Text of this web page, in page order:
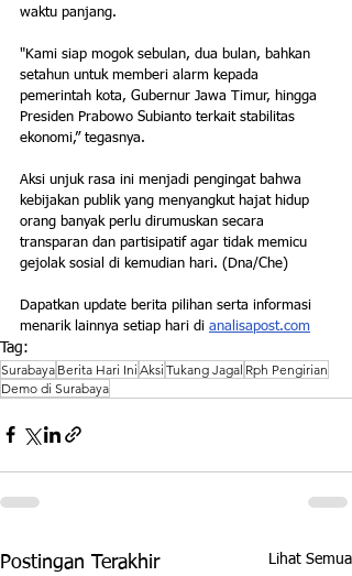
waktu panjang.
"Kami siap mogok sebulan, dua bulan, bahkan
setahun untuk memberi alarm kepada
pemerintah kota, Gubernur Jawa Timur, hingga
Presiden Prabowo Subianto terkait stabilitas
ekonomi,” tegasnya.
Aksi unjuk rasa ini menjadi pengingat bahwa
kebijakan publik yang menyangkut hajat hidup
orang banyak perlu dirumuskan secara
transparan dan partisipatif agar tidak memicu
gejolak sosial di kemudian hari. (Dna/Che)
Dapatkan update berita pilihan serta informasi
menarik lainnya setiap hari di analisapost.com
Tag:
Surabaya Berita Hari Ini Aksi Tukang Jagal Rph Pengirian
Demo di Surabaya
Postingan Terakhir Lihat Semua